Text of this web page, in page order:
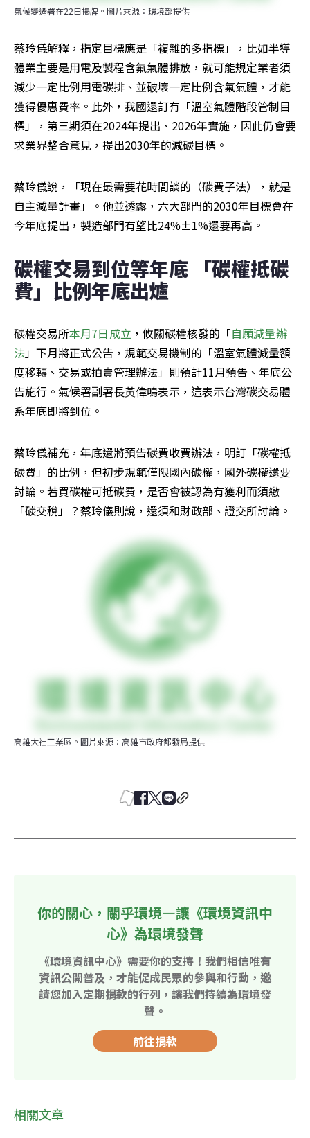
氣候變遷署在22日揭牌。圖片來源：環境部提供
蔡玲儀解釋，指定目標應是「複雜的多指標」，比如半導
體業主要是用電及製程含氟氣體排放，就可能規定業者須
減少一定比例用電碳排、並破壞一定比例含氟氣體，才能
獲得優惠費率。此外，我國還訂有「溫室氣體階段管制目
標」，第三期須在2024年提出、2026年實施，因此仍會要
求業界整合意見，提出2030年的減碳目標。
蔡玲儀說，「現在最需要花時間談的（碳費子法），就是
自主減量計畫」。他並透露，六大部門的2030年目標會在
今年底提出，製造部門有望比24%±1%還要再高。
碳權交易到位等年底 「碳權抵碳
費」比例年底出爐
碳權交易所本月7日成立 ，攸關碳權核發的「自願減量辦
法」下月將正式公告，規範交易機制的「溫室氣體減量額
度移轉、交易或拍賣管理辦法」則預計11月預告、年底公
告施行。氣候署副署長黃偉鳴表示，這表示台灣碳交易體
系年底即將到位。
蔡玲儀補充，年底還將預告碳費收費辦法，明訂「碳權抵
碳費」的比例，但初步規範僅限國內碳權，國外碳權還要
討論。若買碳權可抵碳費，是否會被認為有獲利而須繳
「碳交稅」？蔡玲儀則說，還須和財政部、證交所討論。
高雄大社工業區。圖片來源：高雄市政府都發局提供
你的關心，關乎環境—讓《環境資訊中
心》為環境發聲
《環境資訊中心》需要你的支持！我們相信唯有
資訊公開普及，才能促成民眾的參與和行動，邀
請您加入定期捐款的行列，讓我們持續為環境發
聲。
前往捐款
相關文章